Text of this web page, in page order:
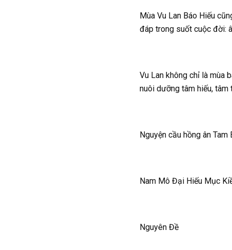
Mùa Vu Lan Báo Hiếu
đáp trong suốt cuộc đời:
Vu Lan không chỉ là mùa
nuôi dưỡng tâm hiếu,
Nguyện cầu hồng ân
Nam Mô Đại Hiếu Mục
Nguyên Đề